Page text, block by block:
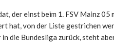
der einst beim 1. FSV Mainz 05
hat, von der Liste gestrichen
die Bundesliga zurück, steht